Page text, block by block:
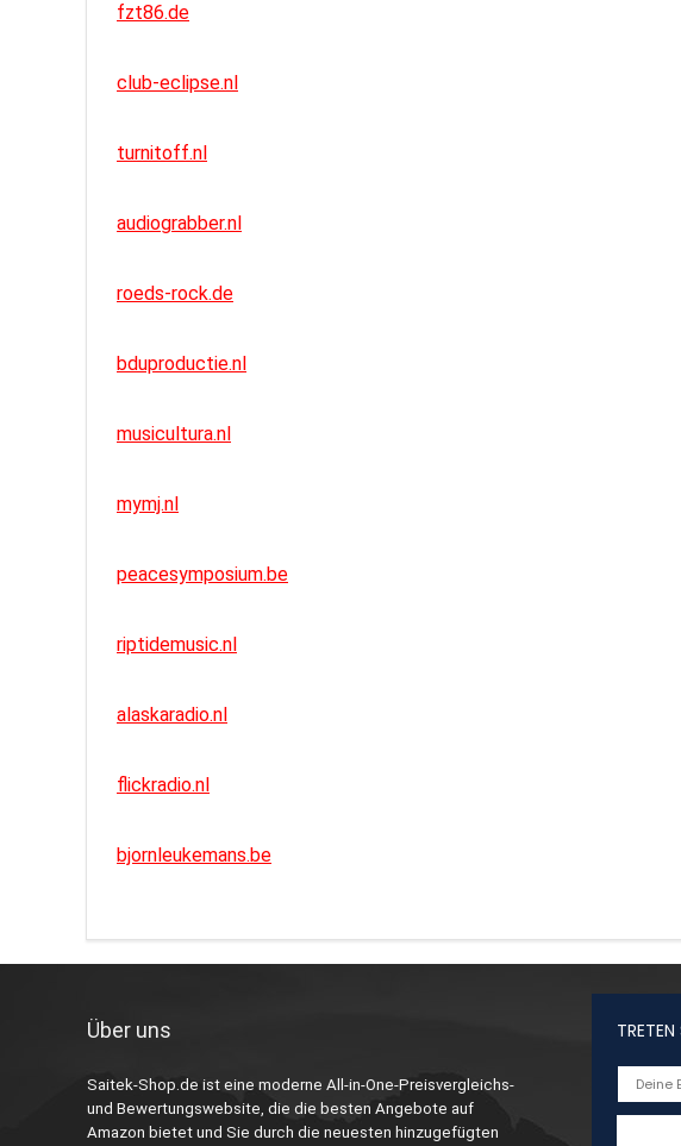
fzt86.de
club-eclipse.nl
turnitoff.nl
audiograbber.nl
roeds-rock.de
bduproductie.nl
musicultura.nl
mymj.nl
peacesymposium.be
riptidemusic.nl
alaskaradio.nl
flickradio.nl
bjornleukemans.be
Über uns
Saitek-Shop.de ist eine moderne All-in-One-Preisvergleichs-
und Bewertungswebsite, die die besten Angebote auf
Amazon bietet und Sie durch die neuesten hinzugefügten
TRETEN